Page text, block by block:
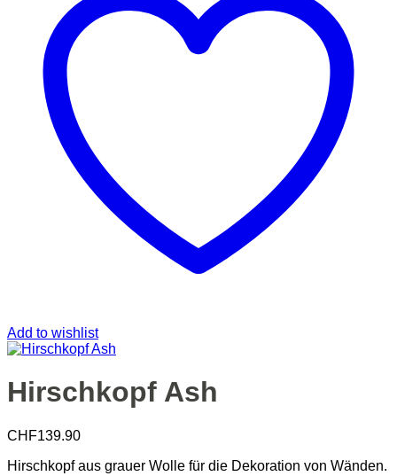
Add to wishlist
Hirschkopf Ash
CHF139.90
Hirschkopf aus grauer Wolle für die Dekoration von Wänden.